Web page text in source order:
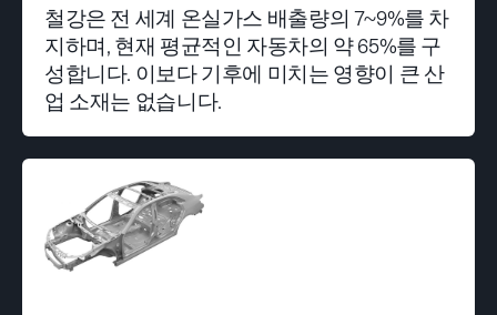
철강은 전 세계 온실가스 배출량의 7~9%를 차
지하며, 현재 평균적인 자동차의 약 65%를 구
성합니다. 이보다 기후에 미치는 영향이 큰 산
업 소재는 없습니다.